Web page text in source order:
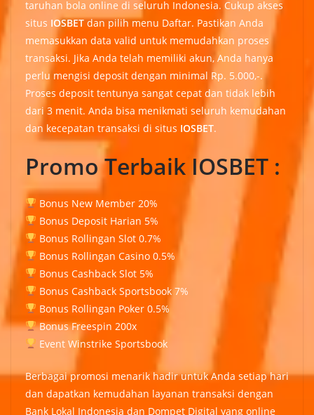
taruhan bola online di seluruh Indonesia. Cukup akses
situs IOSBETdan pilih menu Daftar. Pastikan Anda
memasukkan data valid untuk memudahkan proses
transaksi. Jika Anda telah memiliki akun, Anda hanya
perlu mengisi deposit dengan minimal Rp. 5.000,-.
Proses deposit tentunya sangat cepat dan tidak lebih
dari 3 menit. Anda bisa menikmati seluruh kemudahan
dan kecepatan transaksi di situs IOSBET.
Promo Terbaik IOSBET :
Bonus New Member 20%
Bonus Deposit Harian 5%
Bonus Rollingan Slot 0.7%
Bonus Rollingan Casino 0.5%
Bonus Cashback Slot 5%
Bonus Cashback Sportsbook 7%
Bonus Rollingan Poker 0.5%
Bonus Freespin 200x
Event Winstrike Sportsbook
Berbagai promosi menarik hadir untuk Anda setiap hari
dan dapatkan kemudahan layanan transaksi dengan
Bank Lokal Indonesia dan Dompet Digital yang online